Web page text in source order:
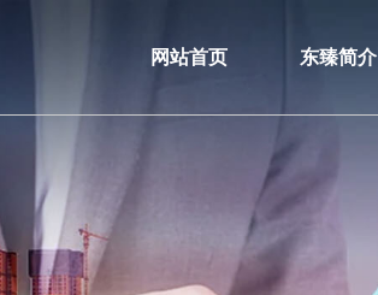
网站首页 东臻简介